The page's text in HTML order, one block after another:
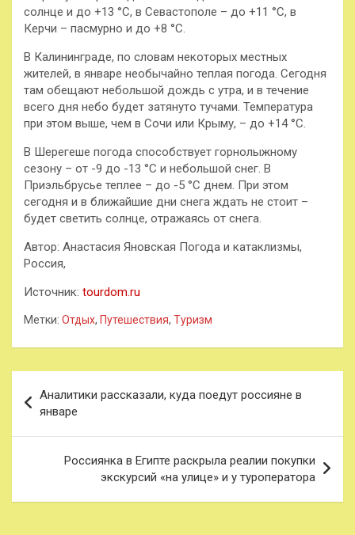
солнце и до +13 °C, в Севастополе – до +11 °C, в
Керчи – пасмурно и до +8 °C.
В Калининграде, по словам некоторых местных
жителей, в январе необычайно теплая погода. Сегодня
там обещают небольшой дождь с утра, и в течение
всего дня небо будет затянуто тучами. Температура
при этом выше, чем в Сочи или Крыму, – до +14 °C.
В Шерегеше погода способствует горнолыжному
сезону – от -9 до -13 °C и небольшой снег. В
Приэльбрусье теплее – до -5 °C днем. При этом
сегодня и в ближайшие дни снега ждать не стоит –
будет светить солнце, отражаясь от снега.
Автор: Анастасия Яновская Погода и катаклизмы,
Россия,
Источник: tourdom.ru
Метки: Отдых, Путешествия, Туризм
по
записям
Аналитики рассказали, куда поедут россияне в
январе
Россиянка в Египте раскрыла реалии покупки
экскурсий «на улице» и у туроператора